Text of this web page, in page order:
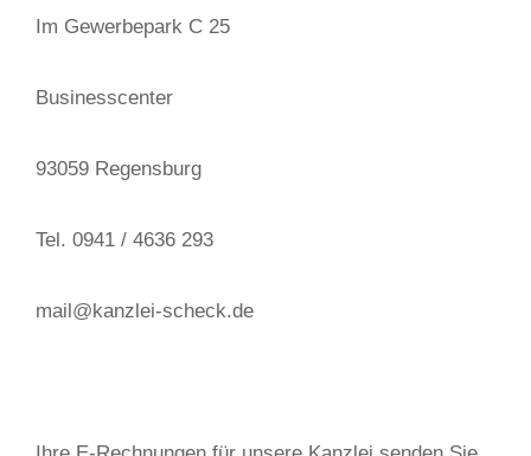
Im Gewerbepark C 25
Businesscenter
93059 Regensburg
Tel. 0941 / 4636 293
mail@kanzlei-scheck.de